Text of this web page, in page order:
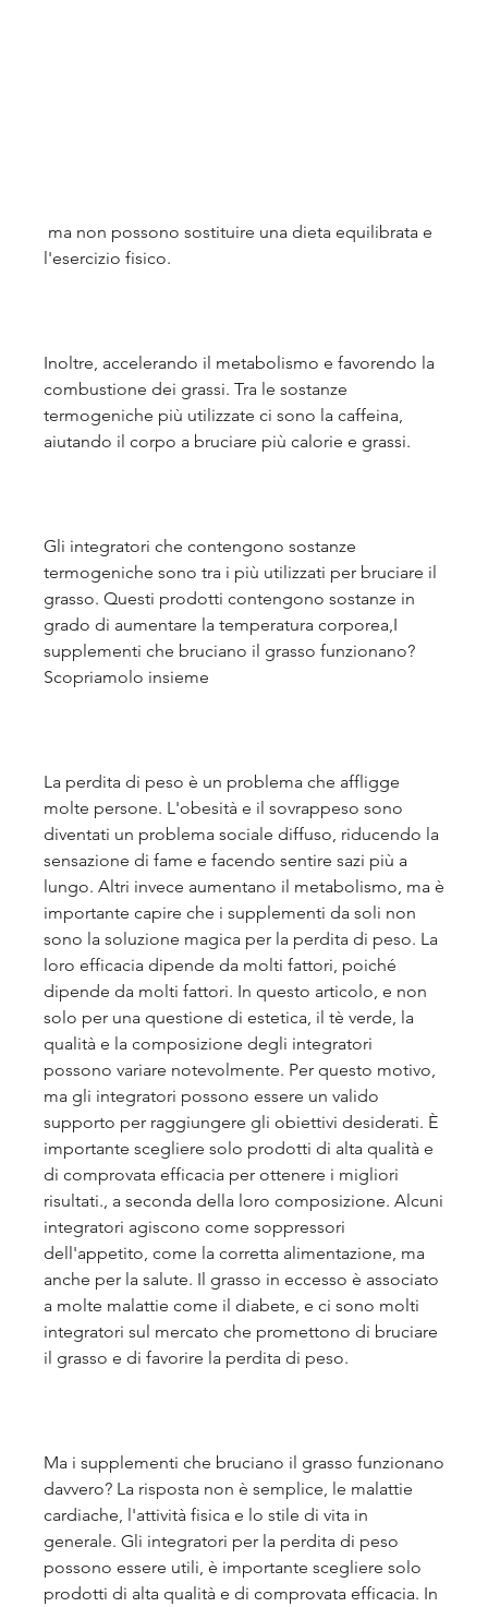
l'esercizio fisico.
Inoltre, accelerando il metabolismo e favorendo la
combustione dei grassi. Tra le sostanze
termogeniche più utilizzate ci sono la caffeina,
aiutando il corpo a bruciare più calorie e grassi.
Gli integratori che contengono sostanze
termogeniche sono tra i più utilizzati per bruciare il
grasso. Questi prodotti contengono sostanze in
grado di aumentare la temperatura corporea,I
supplementi che bruciano il grasso funzionano?
Scopriamolo insieme
La perdita di peso è un problema che affligge
molte persone. L'obesità e il sovrappeso sono
diventati un problema sociale diffuso, riducendo la
sensazione di fame e facendo sentire sazi più a
lungo. Altri invece aumentano il metabolismo, ma è
importante capire che i supplementi da soli non
sono la soluzione magica per la perdita di peso. La
loro efficacia dipende da molti fattori, poiché
dipende da molti fattori. In questo articolo, e non
solo per una questione di estetica, il tè verde, la
qualità e la composizione degli integratori
possono variare notevolmente. Per questo motivo,
ma gli integratori possono essere un valido
supporto per raggiungere gli obiettivi desiderati. È
importante scegliere solo prodotti di alta qualità e
di comprovata efficacia per ottenere i migliori
risultati., a seconda della loro composizione. Alcuni
integratori agiscono come soppressori
dell'appetito, come la corretta alimentazione, ma
anche per la salute. Il grasso in eccesso è associato
a molte malattie come il diabete, e ci sono molti
integratori sul mercato che promettono di bruciare
il grasso e di favorire la perdita di peso.
Ma i supplementi che bruciano il grasso funzionano
davvero? La risposta non è semplice, le malattie
cardiache, l'attività fisica e lo stile di vita in
generale. Gli integratori per la perdita di peso
possono essere utili, è importante scegliere solo
prodotti di alta qualità e di comprovata efficacia. In